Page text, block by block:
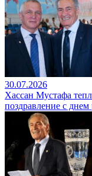
30.07.2026
Хассан Мустафа
поздравление с